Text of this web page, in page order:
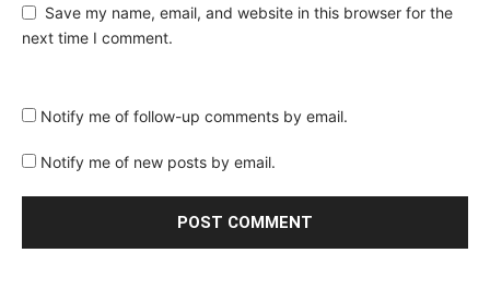
Save my name, email, and website in this browser for the
next time I comment.
Notify me of follow-up comments by email.
Notify me of new posts by email.